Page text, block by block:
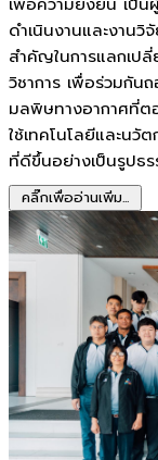
ดำเนินงานและงาน
สำคัญในการแลกเป
วิชาการ เพื่อร่วมกัน
มลพิษทางอากาศที่ต
ใช้เทคโนโลยีและนวั
ที่ดีขึ้นอย่างเป็นรูปธ
คลิ๊กเพื่ออ่านเพิ่ม...